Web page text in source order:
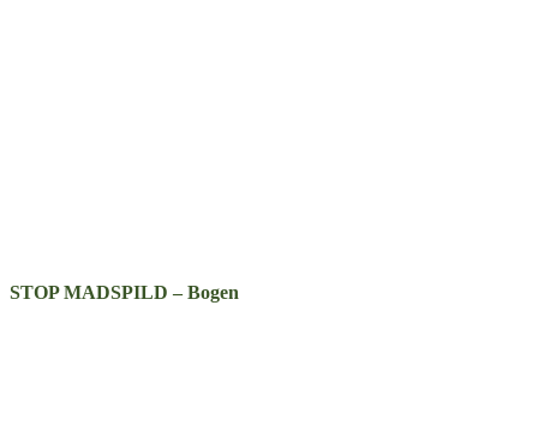
STOP MADSPILD – Bogen